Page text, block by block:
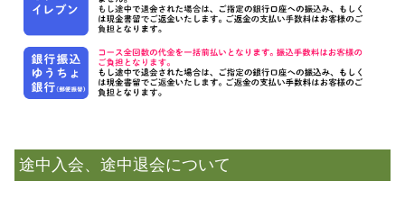
途中入会、途中退会について